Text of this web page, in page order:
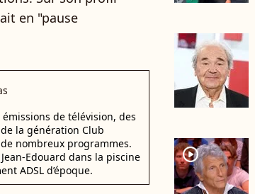
en "pause
de télévision, des
la génération Club
nombreux programmes.
Edouard dans la piscine
ADSL d’époque.
player2